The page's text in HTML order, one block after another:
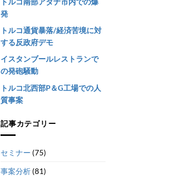
発
トルコ通貨暴落/経済苦境に対
する反政府デモ
イスタンブールレストランで
の発砲騒動
トルコ北西部P＆G工場での人
質事案
記事カテゴリー
セミナー (75)
事案分析 (81)